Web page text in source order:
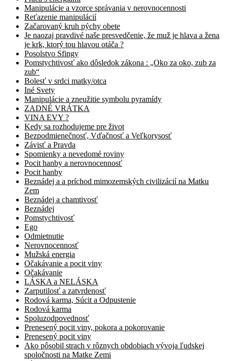
Manipulácie a vzorce správania v nerovnocennosti
Reťazenie manipulácií
Začarovaný kruh pýchy obete
Je naozaj pravdivé naše presvedčenie, že muž je hlava a žena
je krk, ktorý tou hlavou otáča ?
Posolstvo Sfingy
Pomstychtivosť ako dôsledok zákona : „Oko za oko, zub za
zub“
Bolesť v srdci matky/otca
Iné Svety
Manipulácie a zneužitie symbolu pyramídy
ZADNÉ VRÁTKA
VINA EVY ?
Kedy sa rozhodujeme pre život
Bezpodmienečnosť, Vďačnosť a Veľkorysosť
Závisť a Pravda
Spomienky a nevedomé roviny
Pocit hanby a nerovnocennosť
Pocit hanby
Beznádej a a príchod mimozemských civilizácií na Matku
Zem
Beznádej a chamtivosť
Beznádej
Pomstychtivosť
Ego
Odmietnutie
Nerovnocennosť
Mužská energia
Očakávanie a pocit viny
Očakávanie
LÁSKA a NELÁSKA
Zarputilosť a zatvrdenosť
Rodová karma, Súcit a Odpustenie
Rodová karma
Spoluzodpovednosť
Prenesený pocit viny, pokora a pokorovanie
Prenesený pocit viny
Ako pôsobil strach v rôznych obdobiach vývoja ľudskej
spoločnosti na Matke Zemi